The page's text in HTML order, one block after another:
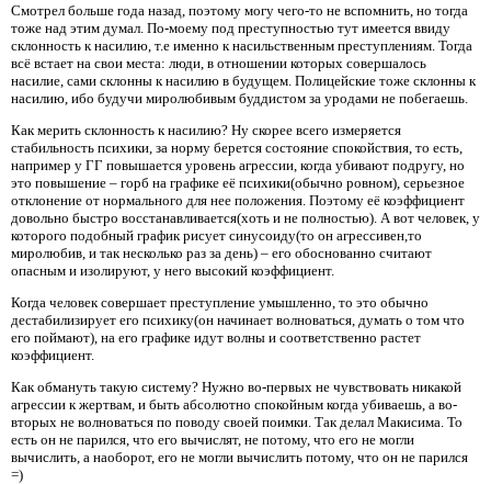
Смотрел больше года назад, поэтому могу чего-то не вспомнить, но тогда
тоже над этим думал. По-моему под преступностью тут имеется ввиду
склонность к насилию, т.е именно к насильственным преступлениям. Тогда
всё встает на свои места: люди, в отношении которых совершалось
насилие, сами склонны к насилию в будущем. Полицейские тоже склонны к
насилию, ибо будучи миролюбивым буддистом за уродами не побегаешь.
Как мерить склонность к насилию? Ну скорее всего измеряется
стабильность психики, за норму берется состояние спокойствия, то есть,
например у ГГ повышается уровень агрессии, когда убивают подругу, но
это повышение – горб на графике её психики(обычно ровном), серьезное
отклонение от нормального для нее положения. Поэтому её коэффициент
довольно быстро восстанавливается(хоть и не полностью). А вот человек, у
которого подобный график рисует синусоиду(то он агрессивен,то
миролюбив, и так несколько раз за день) – его обоснованно считают
опасным и изолируют, у него высокий коэффициент.
Когда человек совершает преступление умышленно, то это обычно
дестабилизирует его психику(он начинает волноваться, думать о том что
его поймают), на его графике идут волны и соответственно растет
коэффициент.
Как обмануть такую систему? Нужно во-первых не чувствовать никакой
агрессии к жертвам, и быть абсолютно спокойным когда убиваешь, а во-
вторых не волноваться по поводу своей поимки. Так делал Макисима. То
есть он не парился, что его вычислят, не потому, что его не могли
вычислить, а наоборот, его не могли вычислить потому, что он не парился
=)